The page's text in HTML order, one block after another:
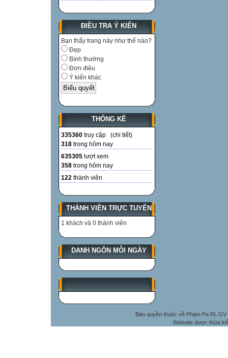
ĐIỀU TRA Ý KIẾN
Bạn thấy trang này như thế nào?
Đẹp
Bình thường
Đơn điệu
Ý kiến khác
THỐNG KÊ
335360 truy cập (chi tiết)
318 trong hôm nay
635305 lượt xem
358 trong hôm nay
122 thành viên
THÀNH VIÊN TRỰC TUYẾN
1 khách và 0 thành viên
DANH NGÔN MỖI NGÀY
Bản quyền thuộc về Phạm Pa Ri,
Website được thừa